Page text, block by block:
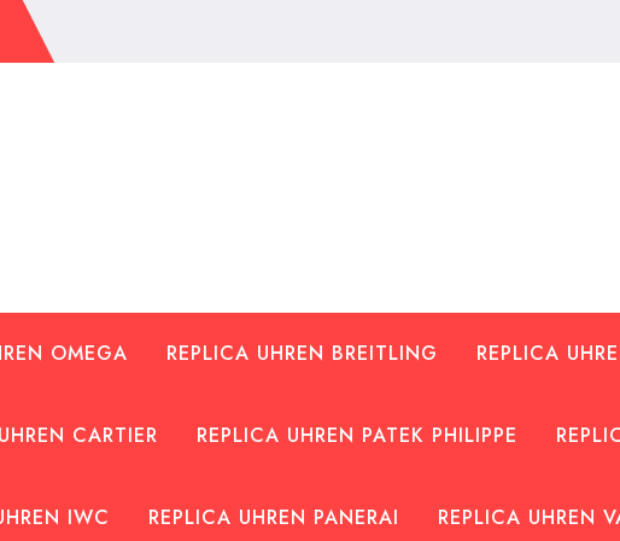
OMEGA REPLICA UHREN BREITLING REPLICA
CARTIER REPLICA UHREN PATEK PHILIPPE
IWC REPLICA UHREN PANERAI REPLICA UHREN